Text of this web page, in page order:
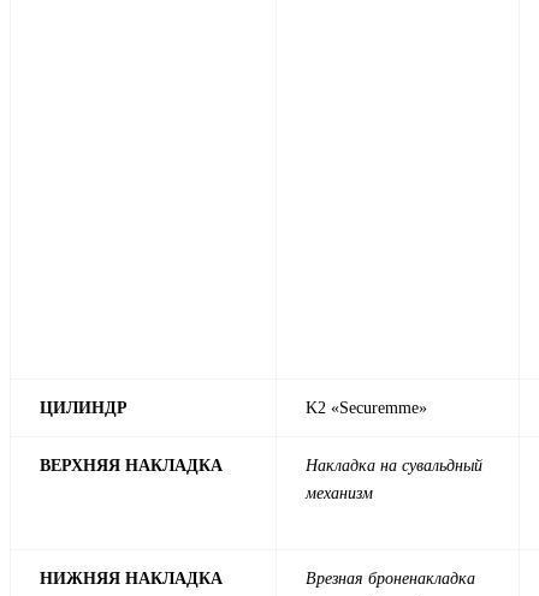
ЦИЛИНДР K2 «Securemme»
ВЕРХНЯЯ НАКЛАДКА
Накладка на сувальдный
механизм
НИЖНЯЯ НАКЛАДКА
Врезная броненакладка